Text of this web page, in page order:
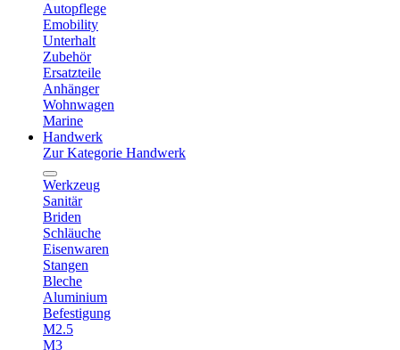
Autopflege
Emobility
Unterhalt
Zubehör
Ersatzteile
Anhänger
Wohnwagen
Marine
Handwerk
Zur Kategorie Handwerk
Werkzeug
Sanitär
Briden
Schläuche
Eisenwaren
Stangen
Bleche
Aluminium
Befestigung
M2.5
M3